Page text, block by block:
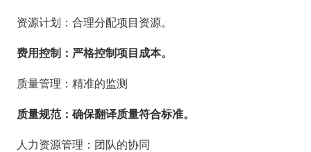
资源计划：合理分配项目资源。
费用控制：严格控制项目成本。
质量管理：精准的监测
质量规范：确保翻译质量符合标准。
人力资源管理：团队的协同